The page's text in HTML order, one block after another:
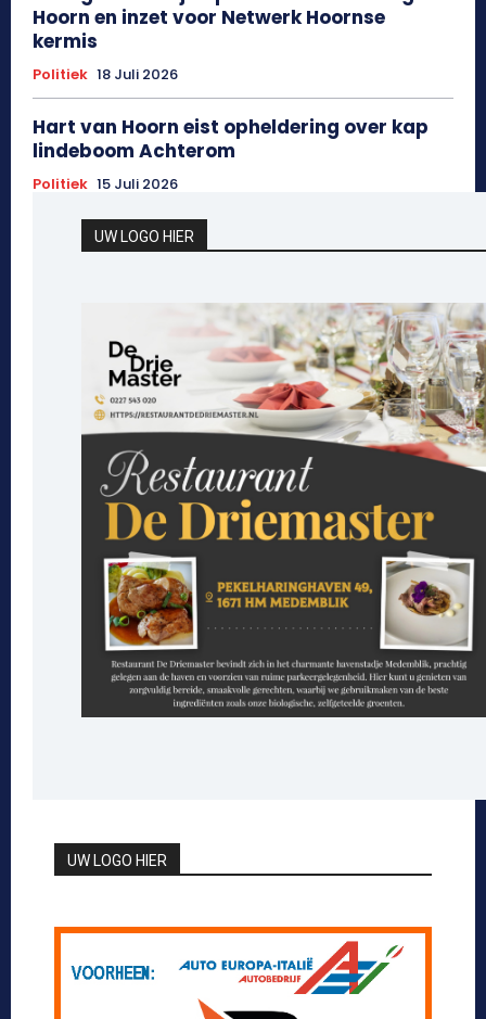
Hoorn en inzet voor Netwerk Hoornse
kermis
Politiek 18 Juli 2026
Hart van Hoorn eist opheldering over kap
lindeboom Achterom
Politiek 15 Juli 2026
UW LOGO HIER
UW LOGO HIER